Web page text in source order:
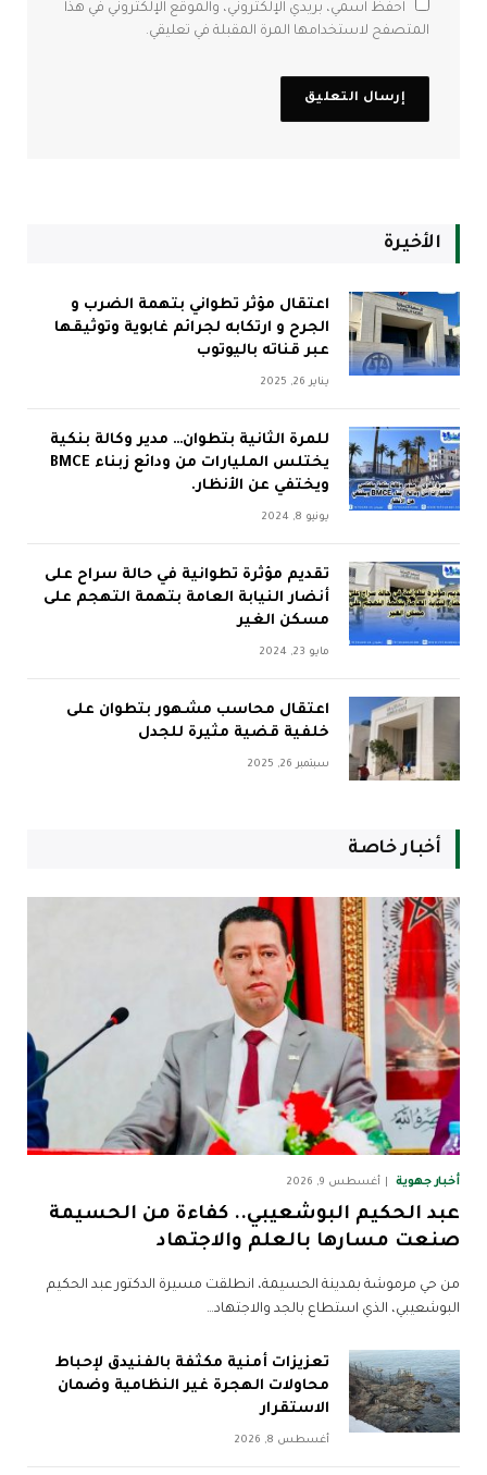
احفظ اسمي، بريدي الإلكتروني، والموقع الإلكتروني في هذا
المتصفح لاستخدامها المرة المقبلة في تعليقي.
الأخيرة
اعتقال مؤثر تطواني بتهمة الضرب و
الجرح و ارتكابه لجرائم غابوية وتوثيقها
عبر قناته باليوتوب
يناير 26, 2025
للمرة الثانية بتطوان… مدير وكالة بنكية
يختلس المليارات من ودائع زبناء BMCE
ويختفي عن الأنظار.
يونيو 8, 2024
تقديم مؤثرة تطوانية في حالة سراح على
أنضار النيابة العامة بتهمة التهجم على
مسكن الغير
مايو 23, 2024
اعتقال محاسب مشهور بتطوان على
خلفية قضية مثيرة للجدل
سبتمبر 26, 2025
أخبار خاصة
أخبار جهوية أغسطس 9, 2026
عبد الحكيم البوشعيبي.. كفاءة من الحسيمة
صنعت مسارها بالعلم والاجتهاد
من حي مرموشة بمدينة الحسيمة، انطلقت مسيرة الدكتور عبد الحكيم
البوشعيبي، الذي استطاع بالجد والاجتهاد…
تعزيزات أمنية مكثفة بالفنيدق لإحباط
محاولات الهجرة غير النظامية وضمان
الاستقرار
أغسطس 8, 2026